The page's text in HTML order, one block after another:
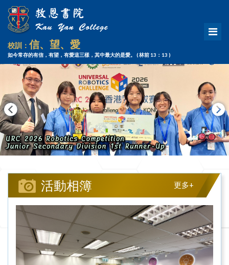
校訓：信、望、愛
如今常存的有信，有望，有愛這三樣，其中最大的是愛。 ( 林前 13：13 )
活動相簿 更多+